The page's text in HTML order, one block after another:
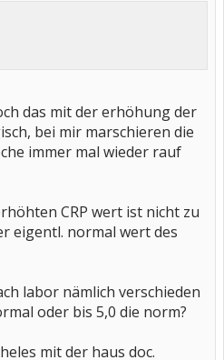
das mit der erhöhung der
bei mir marschieren die
immer mal wieder rauf
CRP wert ist nicht zu
eigentl. normal wert des
labor nämlich verschieden
oder bis 5,0 die norm?
mit der haus doc.